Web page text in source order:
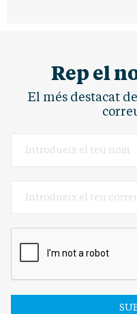
Rep el
El més destacat